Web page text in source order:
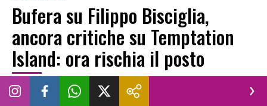
Bufera su Filippo Bisciglia,
ancora critiche su Temptation
Island: ora rischia il posto
LUCREZIA CIOTTI|
FILIPPO BISCIGLIA TEMPTATION ISLAND